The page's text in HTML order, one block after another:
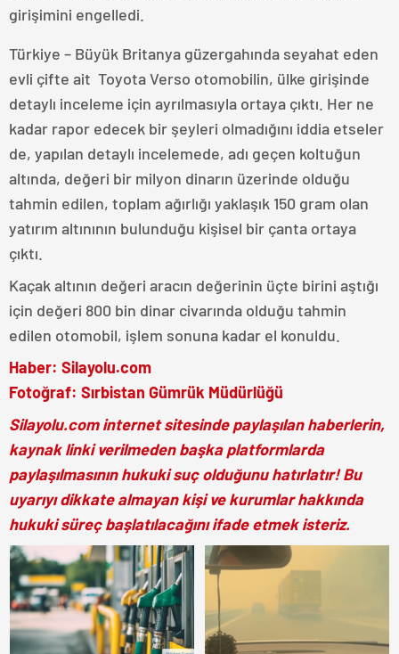
girişimini engelledi.
Türkiye – Büyük Britanya güzergahında seyahat eden
evli çifte ait Toyota Verso otomobilin, ülke girişinde
detaylı inceleme için ayrılmasıyla ortaya çıktı. Her ne
kadar rapor edecek bir şeyleri olmadığını iddia etseler
de, yapılan detaylı incelemede, adı geçen koltuğun
altında, değeri bir milyon dinarın üzerinde olduğu
tahmin edilen, toplam ağırlığı yaklaşık 150 gram olan
yatırım altınının bulunduğu kişisel bir çanta ortaya
çıktı.
Kaçak altının değeri aracın değerinin üçte birini aştığı
için değeri 800 bin dinar civarında olduğu tahmin
edilen otomobil, işlem sonuna kadar el konuldu.
Haber: Silayolu.com
Fotoğraf: Sırbistan Gümrük Müdürlüğü
Silayolu.com internet sitesinde paylaşılan haberlerin,
kaynak linki verilmeden başka platformlarda
paylaşılmasının hukuki suç olduğunu hatırlatır! Bu
uyarıyı dikkate almayan kişi ve kurumlar hakkında
hukuki süreç başlatılacağını ifade etmek isteriz.